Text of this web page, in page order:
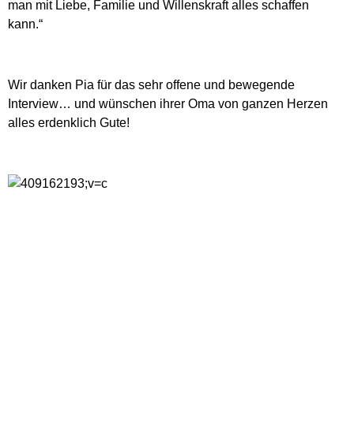
man mit Liebe, Familie und Willenskraft alles schaffen
kann.“
Wir danken Pia für das sehr offene und bewegende
Interview… und wünschen ihrer Oma von ganzen Herzen
alles erdenklich Gute!